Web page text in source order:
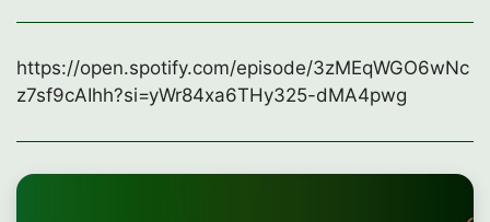
https://open.spotify.com/episode/3zMEqWGO6wNc
z7sf9cAIhh?si=yWr84xa6THy325-dMA4pwg